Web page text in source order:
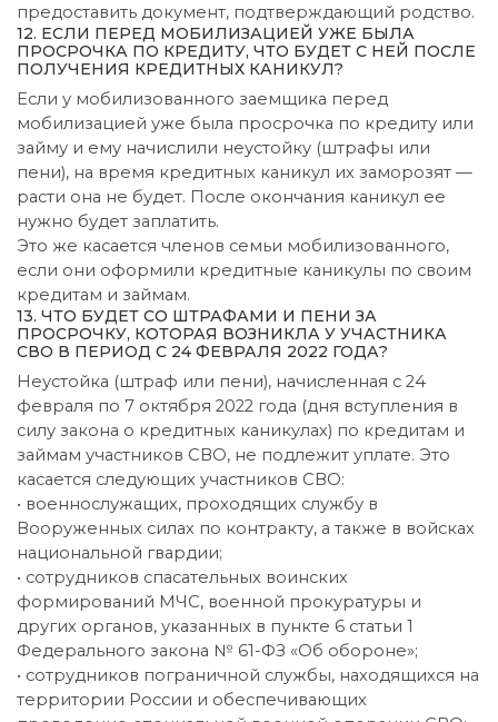
предоставить документ, подтверждающий родство.
12. ЕСЛИ ПЕРЕД МОБИЛИЗАЦИЕЙ УЖЕ БЫЛА
ПРОСРОЧКА ПО КРЕДИТУ, ЧТО БУДЕТ С НЕЙ ПОСЛЕ
ПОЛУЧЕНИЯ КРЕДИТНЫХ КАНИКУЛ?
Если у мобилизованного заемщика перед
мобилизацией уже была просрочка по кредиту или
займу и ему начислили неустойку (штрафы или
пени), на время кредитных каникул их заморозят —
расти она не будет. После окончания каникул ее
нужно будет заплатить.
Это же касается членов семьи мобилизованного,
если они оформили кредитные каникулы по своим
кредитам и займам.
13. ЧТО БУДЕТ СО ШТРАФАМИ И ПЕНИ ЗА
ПРОСРОЧКУ, КОТОРАЯ ВОЗНИКЛА У УЧАСТНИКА
СВО В ПЕРИОД С 24 ФЕВРАЛЯ 2022 ГОДА?
Неустойка (штраф или пени), начисленная с 24
февраля по 7 октября 2022 года (дня вступления в
силу закона о кредитных каникулах) по кредитам и
займам участников СВО, не подлежит уплате. Это
касается следующих участников СВО:
• военнослужащих, проходящих службу в
Вооруженных силах по контракту, а также в войсках
национальной гвардии;
• сотрудников спасательных воинских
формирований МЧС, военной прокуратуры и
других органов, указанных в пункте 6 статьи 1
Федерального закона № 61-ФЗ «Об обороне»;
• сотрудников пограничной службы, находящихся на
территории России и обеспечивающих